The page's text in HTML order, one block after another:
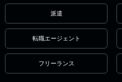
派遣
転職エージェント
フリーランス